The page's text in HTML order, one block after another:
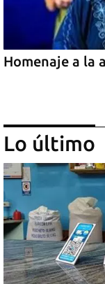
Homenaje a la
Temporada
una tragedia
Lo último